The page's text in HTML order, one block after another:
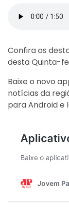
Confira os
desta Quinta-
Baixe o novo
notícias da
para Android e